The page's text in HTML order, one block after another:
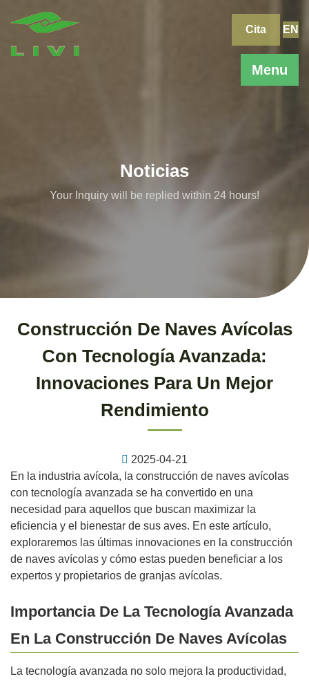
Menu
Cita EN
Noticias
Your Inquiry will be replied within 24 hours!
Construcción De Naves Avícolas
Con Tecnología Avanzada:
Innovaciones Para Un Mejor
Rendimiento
2025-04-21
En la industria avícola, la construcción de naves avícolas
con tecnología avanzada se ha convertido en una
necesidad para aquellos que buscan maximizar la
eficiencia y el bienestar de sus aves. En este artículo,
exploraremos las últimas innovaciones en la construcción
de naves avícolas y cómo estas pueden beneficiar a los
expertos y propietarios de granjas avícolas.
Importancia De La Tecnología Avanzada
En La Construcción De Naves Avícolas
La tecnología avanzada no solo mejora la productividad,